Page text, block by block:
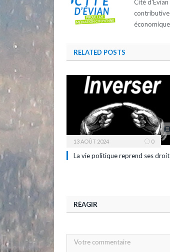
Cité
contributive
RELATED POSTS
13 AOÛT 2024 0
La vie politique reprend ses
RÉAGIR